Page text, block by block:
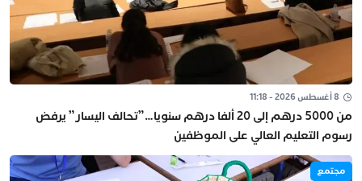
8 أغسطس 2026 - 11:18
من 5000 درهم إلى 20 ألفا درهم سنويا…”تحالف اليسار” يرفض
رسوم التعليم العالي على الموظفين
مجتمع